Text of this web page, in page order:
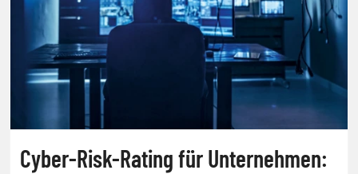
Cyber-Risk-Rating für Unternehmen: